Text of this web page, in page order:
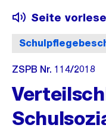
Seite
ZSPB Nr. 114/2018